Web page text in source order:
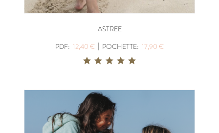
ASTREE
PDF: 12,40 € | POCHETTE: 17,90 €